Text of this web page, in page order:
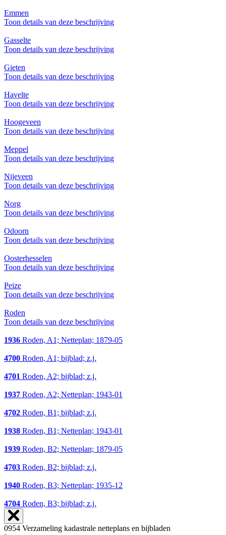
Emmen
Toon details van deze beschrijving
Gasselte
Toon details van deze beschrijving
Gieten
Toon details van deze beschrijving
Havelte
Toon details van deze beschrijving
Hoogeveen
Toon details van deze beschrijving
Meppel
Toon details van deze beschrijving
Nijeveen
Toon details van deze beschrijving
Norg
Toon details van deze beschrijving
Odoorn
Toon details van deze beschrijving
Oosterhesselen
Toon details van deze beschrijving
Peize
Toon details van deze beschrijving
Roden
Toon details van deze beschrijving
1936 Roden, A1; Netteplan; 1879-05
4700 Roden, A1; bijblad; z.j.
4701 Roden, A2; bijblad; z.j.
1937 Roden, A2; Netteplan; 1943-01
4702 Roden, B1; bijblad; z.j.
1938 Roden, B1; Netteplan; 1943-01
1939 Roden, B2; Netteplan; 1879-05
4703 Roden, B2; bijblad; z.j.
1940 Roden, B3; Netteplan; 1935-12
4704 Roden, B3; bijblad; z.j.
0954 Verzameling kadastrale netteplans en bijbladen